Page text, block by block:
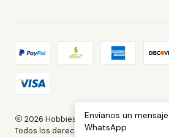
2026 Hobbies and Collectibles.
Todos los derechos reservados.
Envíanos un
WhatsApp